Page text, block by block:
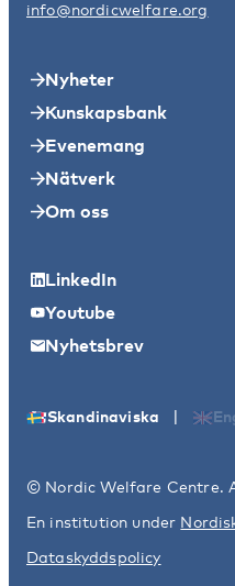
info@nordicwelfare.org
Nyheter
Kunskapsbank
Evenemang
Nätverk
Om oss
LinkedIn
Youtube
Nyhetsbrev
© Nordic Welfare Centre.
En institution under
Dataskyddspolicy
Skandinaviska |